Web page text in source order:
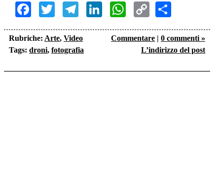
Facebook
TwitterTelegram
LinkedInWhatsApp
Copy
Link
Rubriche: Arte, Video
Tags: droni, fotografia
Commentare | 0 commenti »
L’indirizzo del post